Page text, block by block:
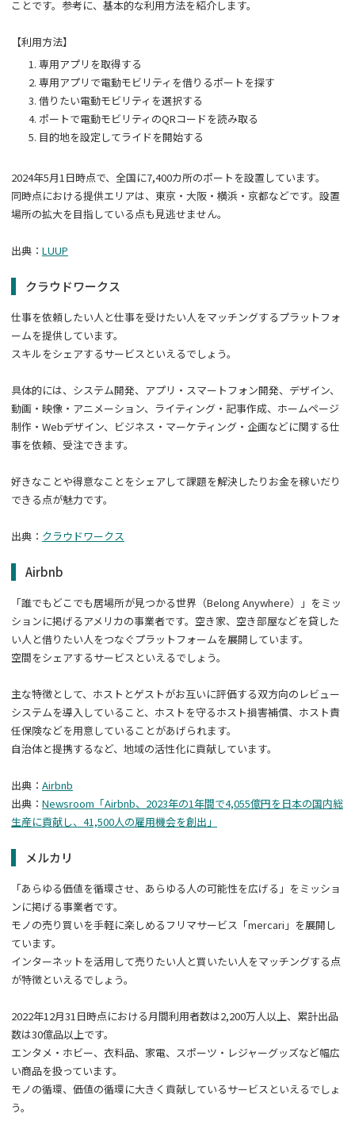
ことです。参考に、基本的な利用方法を紹介します。
【利用方法】
専用アプリを取得する
専用アプリで電動モビリティを借りるポートを探す
借りたい電動モビリティを選択する
ポートで電動モビリティのQRコードを読み取る
目的地を設定してライドを開始する
2024年5月1日時点で、全国に7,400カ所のポートを設置しています。
同時点における提供エリアは、東京・大阪・横浜・京都などです。設置
場所の拡大を目指している点も見逃せません。
出典： LUUP
クラウドワークス
仕事を依頼したい人と仕事を受けたい人をマッチングするプラットフォ
ームを提供しています。
スキルをシェアするサービスといえるでしょう。
具体的には、システム開発、アプリ・スマートフォン開発、デザイン、
動画・映像・アニメーション、ライティング・記事作成、ホームページ
制作・Webデザイン、ビジネス・マーケティング・企画などに関する仕
事を依頼、受注できます。
好きなことや得意なことをシェアして課題を解決したりお金を稼いだり
できる点が魅力です。
出典： クラウドワークス
Airbnb
「誰でもどこでも居場所が見つかる世界（Belong Anywhere）」をミッ
ションに掲げるアメリカの事業者です。空き家、空き部屋などを貸した
い人と借りたい人をつなぐプラットフォームを展開しています。
空間をシェアするサービスといえるでしょう。
主な特徴として、ホストとゲストがお互いに評価する双方向のレビュー
システムを導入していること、ホストを守るホスト損害補償、ホスト責
任保険などを用意していることがあげられます。
自治体と提携するなど、地域の活性化に貢献しています。
出典： Airbnb
出典： Newsroom「Airbnb、2023年の1年間で4,055億円を日本の国内総
生産に貢献し、41,500人の雇用機会を創出」
メルカリ
「あらゆる価値を循環させ、あらゆる人の可能性を広げる」をミッショ
ンに掲げる事業者です。
モノの売り買いを手軽に楽しめるフリマサービス「mercari」を展開し
ています。
インターネットを活用して売りたい人と買いたい人をマッチングする点
が特徴といえるでしょう。
2022年12月31日時点における月間利用者数は2,200万人以上、累計出品
数は30億品以上です。
エンタメ・ホビー、衣料品、家電、スポーツ・レジャーグッズなど幅広
い商品を扱っています。
モノの循環、価値の循環に大きく貢献しているサービスといえるでしょ
う。